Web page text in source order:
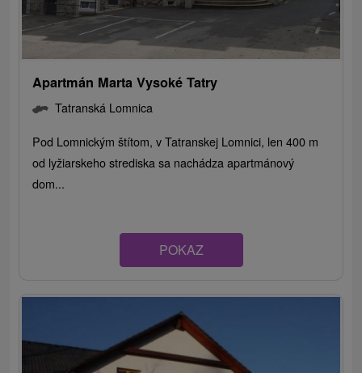
Apartmán Marta Vysoké Tatry
Tatranská Lomnica
Pod Lomnickým štítom, v Tatranskej Lomnici, len 400 m
od lyžiarskeho strediska sa nachádza apartmánový
dom...
POKAZ